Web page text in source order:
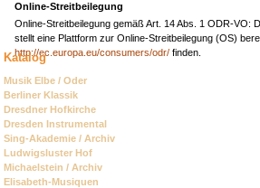
Online-Streitbeilegung
Online-Streitbeilegung gemäß Art. 14 Abs. 1 ODR-VO:
stellt eine Plattform zur Online-Streitbeilegung (OS)
http://ec.europa.eu/consumers/odr/ finden.
Katalog
Navigation
überspringen
Musik Elbe / Oder
Berliner Klassik
Dresdner Hofkirche
Dresden Instrumental
Sing-Akademie / Archiv
Ludwigsluster Hof
Michaelstein / Archiv
Elisabeth-Musiquen